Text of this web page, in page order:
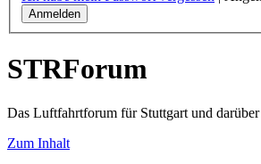
STRForum
Das Luftfahrtforum für Stuttgart und darüber
Zum Inhalt